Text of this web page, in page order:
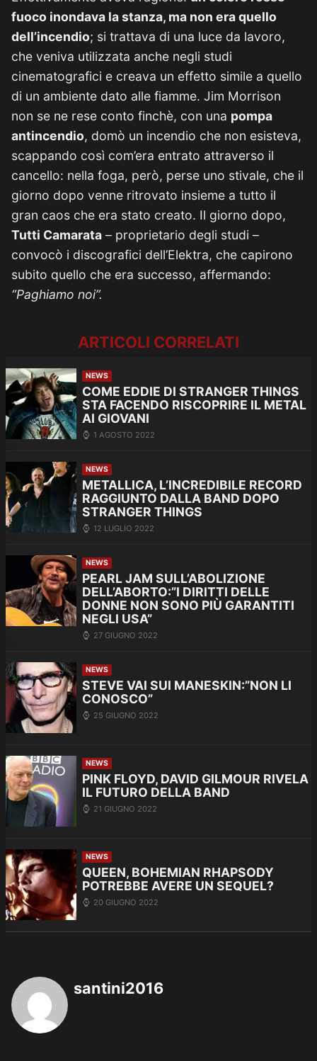
fuoco inondava la stanza, ma non era quello
dell’incendio; si trattava di una luce da lavoro,
che veniva utilizzata anche negli studi
cinematografici e creava un effetto simile a quello
di un ambiente dato alle fiamme. Jim Morrison
non se ne rese conto finchè, con una pompa
antincendio, domò un incendio che non esisteva,
scappando così com’era entrato attraverso il
cancello: nella foga, però, perse uno stivale, che il
giorno dopo venne ritrovato insieme a tutto il
gran caos che era stato creato. Il giorno dopo,
Tutti Camarata – proprietario degli studi –
convocò i discografici dell’Elektra, che capirono
subito quello che era successo, affermando:
“Paghiamo noi”.
ARTICOLI CORRELATI
NEWS
COME EDDIE DI STRANGER THINGS
STA FACENDO RISCOPRIRE IL METAL
AI GIOVANI
1 AGOSTO 2022
NEWS
METALLICA, L’INCREDIBILE RECORD
RAGGIUNTO DALLA BAND DOPO
STRANGER THINGS
12 LUGLIO 2022
NEWS
PEARL JAM SULL’ABOLIZIONE
DELL’ABORTO:”I DIRITTI DELLE
DONNE NON SONO PIÙ GARANTITI
NEGLI USA”
27 GIUGNO 2022
NEWS
STEVE VAI SUI MANESKIN:”NON LI
CONOSCO”
25 GIUGNO 2022
NEWS
PINK FLOYD, DAVID GILMOUR RIVELA
IL FUTURO DELLA BAND
21 GIUGNO 2022
NEWS
QUEEN, BOHEMIAN RHAPSODY
POTREBBE AVERE UN SEQUEL?
20 GIUGNO 2022
santini2016